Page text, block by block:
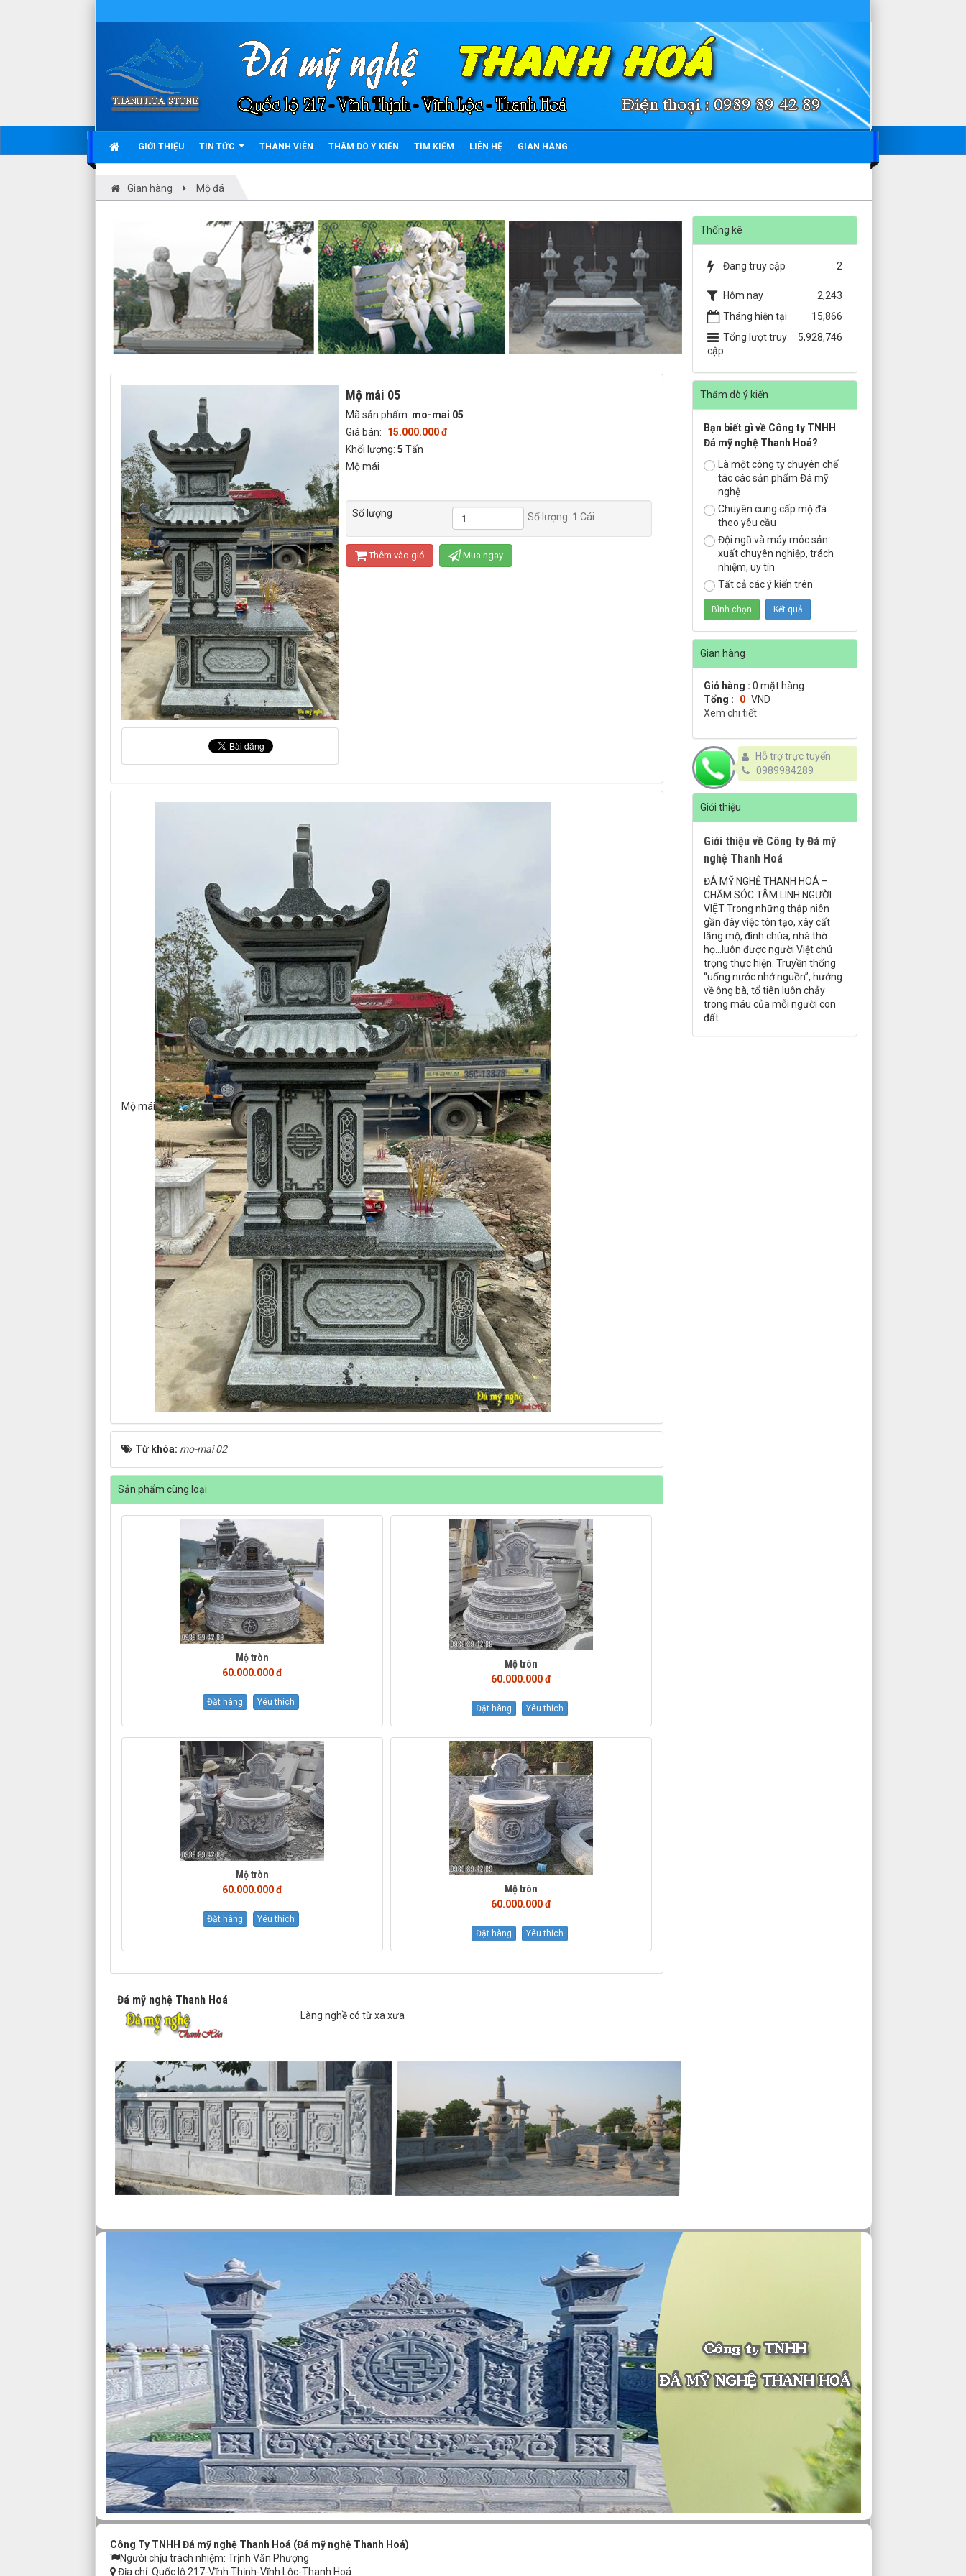
GIỚI THIỆU TIN TỨC THÀNH VIÊN THĂM DÒ Ý KIẾN TÌM KIẾM LIÊN HỆ GIAN HÀNG
Gian hàng Mộ đá
Mộ mái 05
Mã sản phẩm: mo-mai 05
Giá bán:
15.000.000 đ
Khối lượng: 5 Tấn
Mộ mái
Số lượng Số lượng: 1 Cái
Thêm vào giỏ Mua ngay
Mộ mái
Từ khóa: mo-mai 02
Sản phẩm cùng loại
Mộ tròn
60.000.000 đ
Đặt hàng Yêu thích
Mộ tròn
60.000.000 đ
Đặt hàng Yêu thích
Mộ tròn
60.000.000 đ
Đặt hàng Yêu thích
Mộ tròn
60.000.000 đ
Đặt hàng Yêu thích
Đá mỹ nghệ Thanh Hoá
Làng nghề có từ xa xưa
Thống kê
Đang truy cập 2
Hôm nay
2,243
Tháng hiện tại
15,866
Tổng lượt truy
cập
5,928,746
Thăm dò ý kiến
Bạn biết gì về Công ty TNHH
Đá mỹ nghệ Thanh Hoá?
Là một công ty chuyên chế
tác các sản phẩm Đá mỹ
nghệ
Chuyên cung cấp mộ đá
theo yêu cầu
Đội ngũ và máy móc sản
xuất chuyên nghiệp, trách
nhiệm, uy tín
Tất cả các ý kiến trên
Gian hàng
Giỏ hàng : 0 mặt hàng
Tổng :
0 VND
Xem chi tiết
Hỗ trợ trực tuyến
0989984289
Giới thiệu
Giới thiệu về Công ty Đá mỹ
nghệ Thanh Hoá
ĐÁ MỸ NGHỆ THANH HOÁ –
CHĂM SÓC TÂM LINH NGƯỜI
VIỆT Trong những thập niên
gần đây việc tôn tạo, xây cất
lăng mộ, đình chùa, nhà thờ
họ…luôn được người Việt chú
trọng thực hiện. Truyền thống
“uống nước nhớ nguồn”, hướng
về ông bà, tổ tiên luôn chảy
trong máu của mỗi người con
đất...
Công Ty TNHH Đá mỹ nghệ Thanh Hoá (Đá mỹ nghệ Thanh Hoá)
Người chịu trách nhiệm: Trịnh Văn Phượng
Địa chỉ: Quốc lộ 217-Vĩnh Thịnh-Vĩnh Lộc-Thanh Hoá